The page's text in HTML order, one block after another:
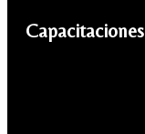
Capacitaciones